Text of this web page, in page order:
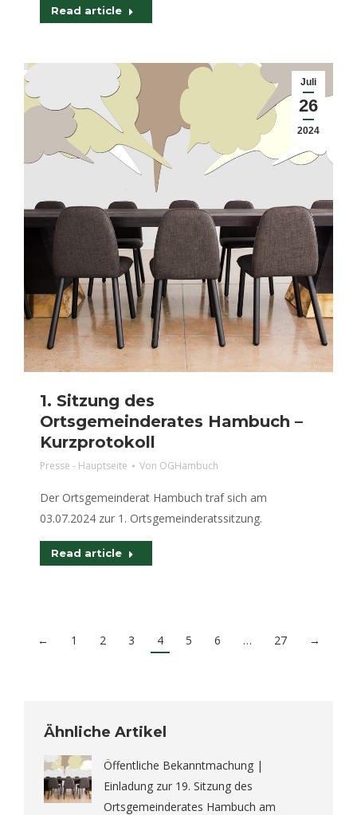
Read article
Juli
26
2024
1. Sitzung des
Ortsgemeinderates Hambuch –
Kurzprotokoll
Presse - Hauptseite Von OGHambuch
Der Ortsgemeinderat Hambuch traf sich am
03.07.2024 zur 1. Ortsgemeinderatssitzung.
Read article
← 1 2 3 4 5 6 … 27 →
Ähnliche Artikel
Öffentliche Bekanntmachung |
Einladung zur 19. Sitzung des
Ortsgemeinderates Hambuch am